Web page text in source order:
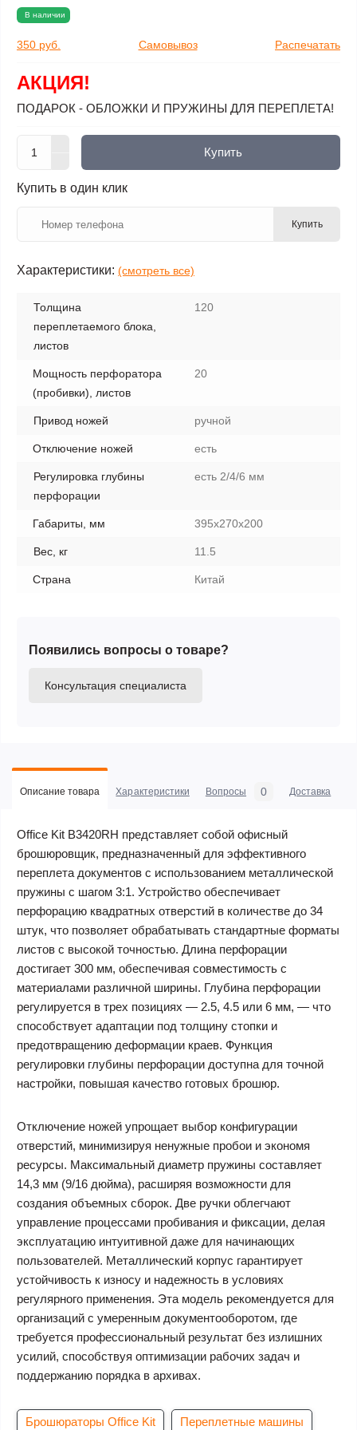
В наличии
350 руб. Самовывоз Распечатать
АКЦИЯ!
ПОДАРОК - ОБЛОЖКИ И ПРУЖИНЫ ДЛЯ ПЕРЕПЛЕТА!
Купить
Купить в один клик
Купить
Характеристики: (смотреть все)
Толщина
переплетаемого блока,
листов
120
Мощность перфоратора
(пробивки), листов
20
Привод ножей ручной
Отключение ножей есть
Регулировка глубины
перфорации
есть 2/4/6 мм
Габариты, мм 395х270х200
Вес, кг 11.5
Страна Китай
Появились вопросы о товаре?
Консультация специалиста
Описание товара Характеристики Вопросы 0 Доставка
Office Kit B3420RH представляет собой офисный
брошюровщик, предназначенный для эффективного
переплета документов с использованием металлической
пружины с шагом 3:1. Устройство обеспечивает
перфорацию квадратных отверстий в количестве до 34
штук, что позволяет обрабатывать стандартные форматы
листов с высокой точностью. Длина перфорации
достигает 300 мм, обеспечивая совместимость с
материалами различной ширины. Глубина перфорации
регулируется в трех позициях — 2.5, 4.5 или 6 мм, — что
способствует адаптации под толщину стопки и
предотвращению деформации краев. Функция
регулировки глубины перфорации доступна для точной
настройки, повышая качество готовых брошюр.
Отключение ножей упрощает выбор конфигурации
отверстий, минимизируя ненужные пробои и экономя
ресурсы. Максимальный диаметр пружины составляет
14,3 мм (9/16 дюйма), расширяя возможности для
создания объемных сборок. Две ручки облегчают
управление процессами пробивания и фиксации, делая
эксплуатацию интуитивной даже для начинающих
пользователей. Металлический корпус гарантирует
устойчивость к износу и надежность в условиях
регулярного применения. Эта модель рекомендуется для
организаций с умеренным документооборотом, где
требуется профессиональный результат без излишних
усилий, способствуя оптимизации рабочих задач и
поддержанию порядка в архивах.
Брошюраторы Office Kit Переплетные машины